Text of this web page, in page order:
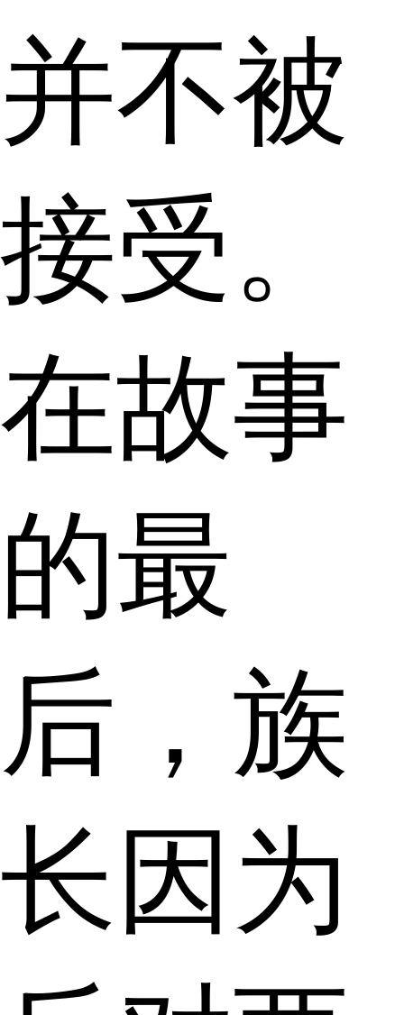
并不被
接受。
在故事
的最
后，族
长因为